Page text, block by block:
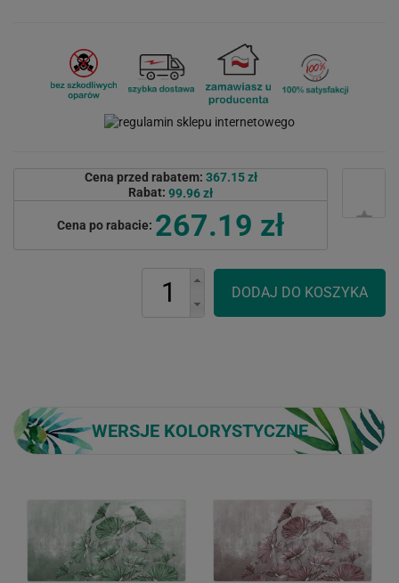
Cena przed rabatem: 367.15 zł
Rabat: 99.96 zł
Cena po rabacie: 267.19 zł
WERSJE KOLORYSTYCZNE